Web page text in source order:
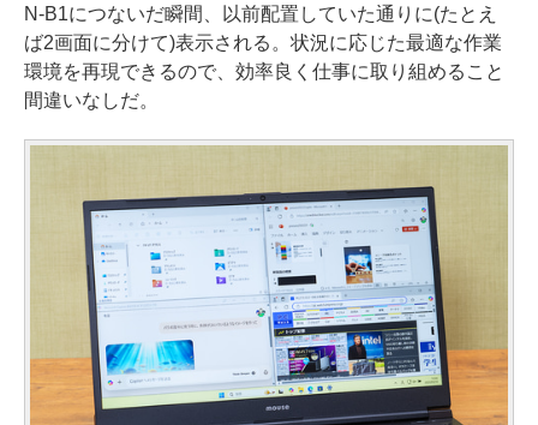
N-B1につないだ瞬間、以前配置していた通りに(たとえ
ば2画面に分けて)表示される。状況に応じた最適な作業
環境を再現できるので、効率良く仕事に取り組めること
間違いなしだ。